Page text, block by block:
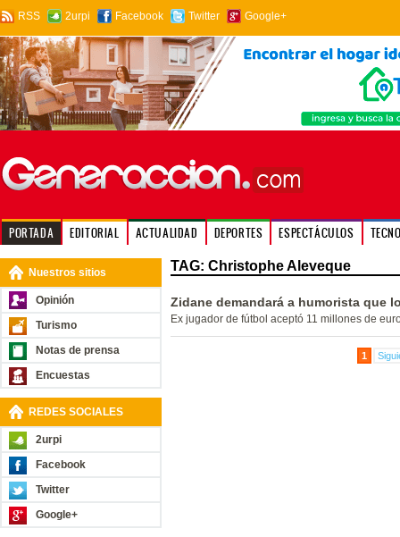
RSS 2urpi Facebook Twitter Google+
PORTADA EDITORIAL ACTUALIDAD DEPORTES ESPECTÁCULOS
Nuestros sitios
Opinión
Turismo
Notas de prensa
Encuestas
REDES SOCIALES
2urpi
Facebook
Twitter
Google+
TAG: Christophe Aleveque
Zidane demandará a humorista que
Ex jugador de fútbol aceptó 11 millones de
1